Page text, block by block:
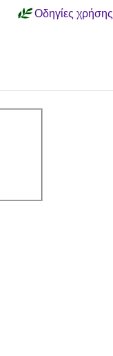
Οδηγίες χρήσης